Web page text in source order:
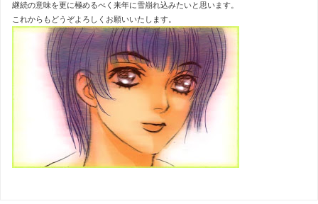
継続の意味を更に極めるべく来年に雪崩れ込みたいと思います。
これからもどうぞよろしくお願いいたします。